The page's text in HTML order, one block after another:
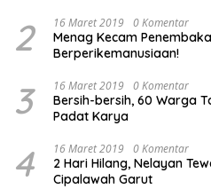
2 16 Maret 2019 0 Komentar
Menag Kecam
Berperikemanusiaan!
3 16 Maret 2019 0 Komentar
Bersih-bersih, 60 Warga
Padat Karya
4 16 Maret 2019 0 Komentar
2 Hari Hilang, Nelayan
Cipalawah Garut